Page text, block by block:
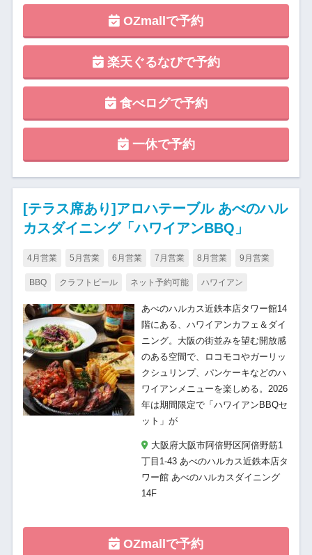
OZmallで予約
楽天ぐるなびで予約
食べログで予約
一休で予約
[テラス席あり]アロハテーブル あべのハル
カスダイニング「ハワイアンBBQ」
4月営業 5月営業 6月営業 7月営業 8月営業 9月営業
BBQ クラフトビール ネット予約可能 ハワイアン
あべのハルカス近鉄本店タワー館14
階にある、ハワイアンカフェ＆ダイ
ニング。大阪の街並みを望む開放感
のある空間で、ロコモコやガーリッ
クシュリンプ、パンケーキなどのハ
ワイアンメニューを楽しめる。2026
年は期間限定で「ハワイアンBBQセ
ット」が
大阪府大阪市阿倍野区阿倍野筋1
丁目1-43 あべのハルカス近鉄本店タ
ワー館 あべのハルカスダイニング
14F
OZmallで予約